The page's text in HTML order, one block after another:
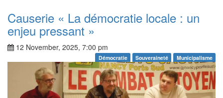
Causerie « La démocratie locale : un
enjeu pressant »
12 November, 2025, 7:00 pm
Démocratie Souveraineté Municipalisme